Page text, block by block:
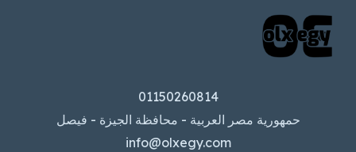
01150260814
حمهورية مصر العربية - محافظة الجيزة - فيصل
info@olxegy.com